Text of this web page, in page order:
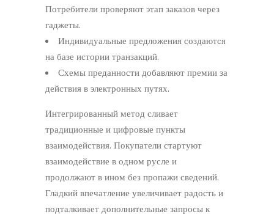
Потребители проверяют этап заказов через
гаджеты.
Индивидуальные предложения создаются
на базе истории транзакций.
Схемы преданности добавляют премии за
действия в электронных путях.
Интегрированный метод сливает
традиционные и цифровые пункты
взаимодействия. Покупатели стартуют
взаимодействие в одном русле и
продолжают в ином без пропажи сведений.
Гладкий впечатление увеличивает радость и
подталкивает дополнительные запросы к